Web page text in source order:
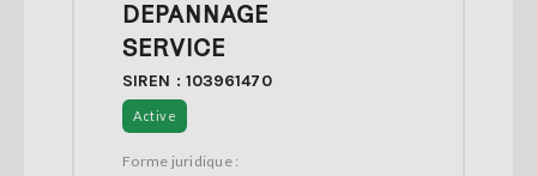
DEPANNAGE
SERVICE
SIREN : 103961470
Active
Forme juridique :